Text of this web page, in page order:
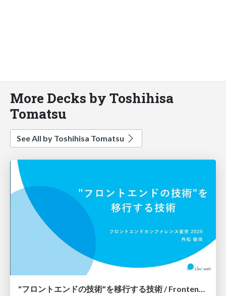
More Decks by Toshihisa
Tomatsu
See All by Toshihisa Tomatsu
"フロントエンドの技術"を移行する技術 / Frontend Migrations